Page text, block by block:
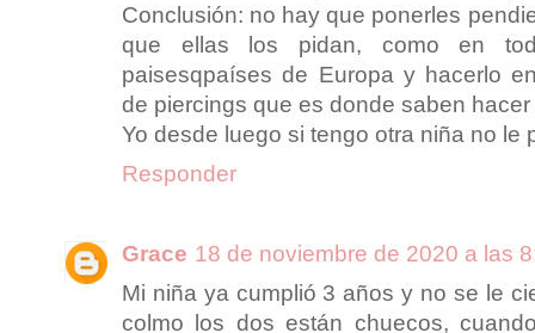
Conclusión: no hay que ponerles
que ellas los pidan, como en
paisesqpaíses de Europa y hacerlo
de piercings que es donde saben
Yo desde luego si tengo otra niña no le
Responder
Grace 18 de noviembre de 2020 a las
Mi niña ya cumplió 3 años y no se le
colmo los dos están chuecos,